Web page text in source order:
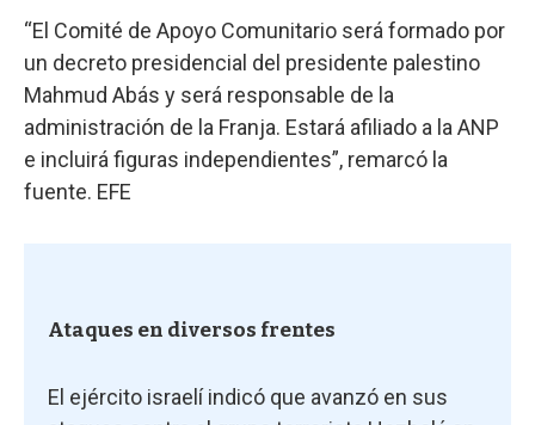
“El Comité de Apoyo Comunitario será formado por
un decreto presidencial del presidente palestino
Mahmud Abás y será responsable de la
administración de la Franja. Estará afiliado a la ANP
e incluirá figuras independientes”, remarcó la
fuente. EFE
Ataques en diversos frentes
El ejército israelí indicó que avanzó en sus